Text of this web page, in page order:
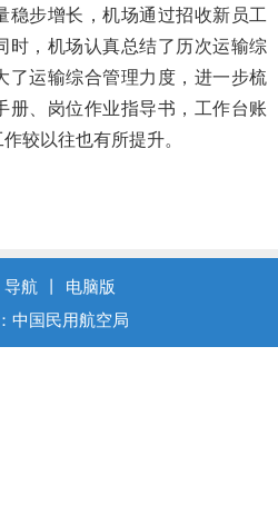
步增长，机场通过招收新员工
时，机场认真总结了历次运输综
了运输综合管理力度，进一步梳
册、岗位作业指导书，工作台账
较以往也有所提升。
导航 丨
电脑版
中国民用航空局